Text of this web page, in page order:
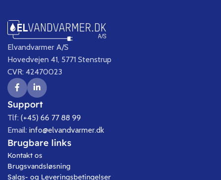
Elvandvarmer A/S
Hovedvejen 41, 5771 Stenstrup
CVR: 42470023
Support
Tlf: (+45) 66 77 88 99
Email: info@elvandvarmer.dk
Brugbare links
Kontakt os
Brugsvandsløsning
Salgs- og Leveringsbetingelser